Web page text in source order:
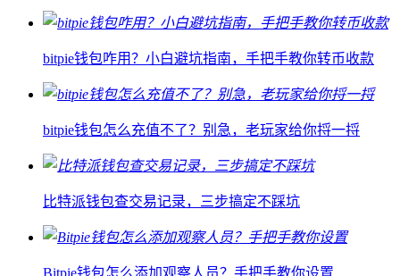
bitpie钱包咋用？小白避坑指南，手把手教你转币收款
bitpie钱包怎么充值不了？别急，老玩家给你捋一捋
比特派钱包查交易记录，三步搞定不踩坑
Bitpie钱包怎么添加观察人员？手把手教你设置